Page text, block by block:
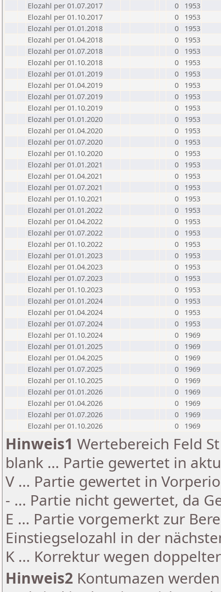
Elozahl per 01.07.2017
0
1953
Elozahl per 01.10.2017
0
1953
Elozahl per 01.01.2018
0
1953
Elozahl per 01.04.2018
0
1953
Elozahl per 01.07.2018
0
1953
Elozahl per 01.10.2018
0
1953
Elozahl per 01.01.2019
0
1953
Elozahl per 01.04.2019
0
1953
Elozahl per 01.07.2019
0
1953
Elozahl per 01.10.2019
0
1953
Elozahl per 01.01.2020
0
1953
Elozahl per 01.04.2020
0
1953
Elozahl per 01.07.2020
0
1953
Elozahl per 01.10.2020
0
1953
Elozahl per 01.01.2021
0
1953
Elozahl per 01.04.2021
0
1953
Elozahl per 01.07.2021
0
1953
Elozahl per 01.10.2021
0
1953
Elozahl per 01.01.2022
0
1953
Elozahl per 01.04.2022
0
1953
Elozahl per 01.07.2022
0
1953
Elozahl per 01.10.2022
0
1953
Elozahl per 01.01.2023
0
1953
Elozahl per 01.04.2023
0
1953
Elozahl per 01.07.2023
0
1953
Elozahl per 01.10.2023
0
1953
Elozahl per 01.01.2024
0
1953
Elozahl per 01.04.2024
0
1953
Elozahl per 01.07.2024
0
1953
Elozahl per 01.10.2024
0
1969
Elozahl per 01.01.2025
0
1969
Elozahl per 01.04.2025
0
1969
Elozahl per 01.07.2025
0
1969
Elozahl per 01.10.2025
0
1969
Elozahl per 01.01.2026
0
1969
Elozahl per 01.04.2026
0
1969
Elozahl per 01.07.2026
0
1969
Elozahl per 01.10.2026
0 1969
Hinweis1 Wertebereich Feld
blank ... Partie gewertet in
V ... Partie gewertet in
- ... Partie nicht gewertet, da
E ... Partie vorgemerkt zur
Einstiegselozahl in der
K ... Korrektur wegen
Hinweis2 Kontumazen